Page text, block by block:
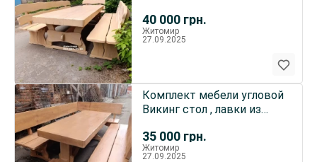
40 000 грн.
Житомир
27.09.2025
35 000 грн.
Комплект мебели угловой
Викинг стол , лавки из
Житомир
27.09.2025